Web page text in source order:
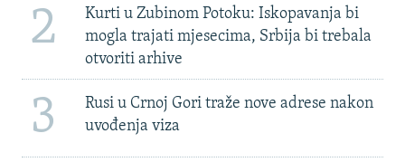
2
Kurti u Zubinom Potoku: Iskopavanja bi
mogla trajati mjesecima, Srbija bi trebala
otvoriti arhive
3
Rusi u Crnoj Gori traže nove adrese nakon
uvođenja viza